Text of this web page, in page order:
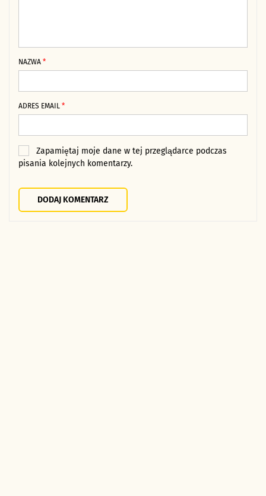
NAZWA *
ADRES EMAIL *
Zapamiętaj moje dane w tej przeglądarce podczas
pisania kolejnych komentarzy.